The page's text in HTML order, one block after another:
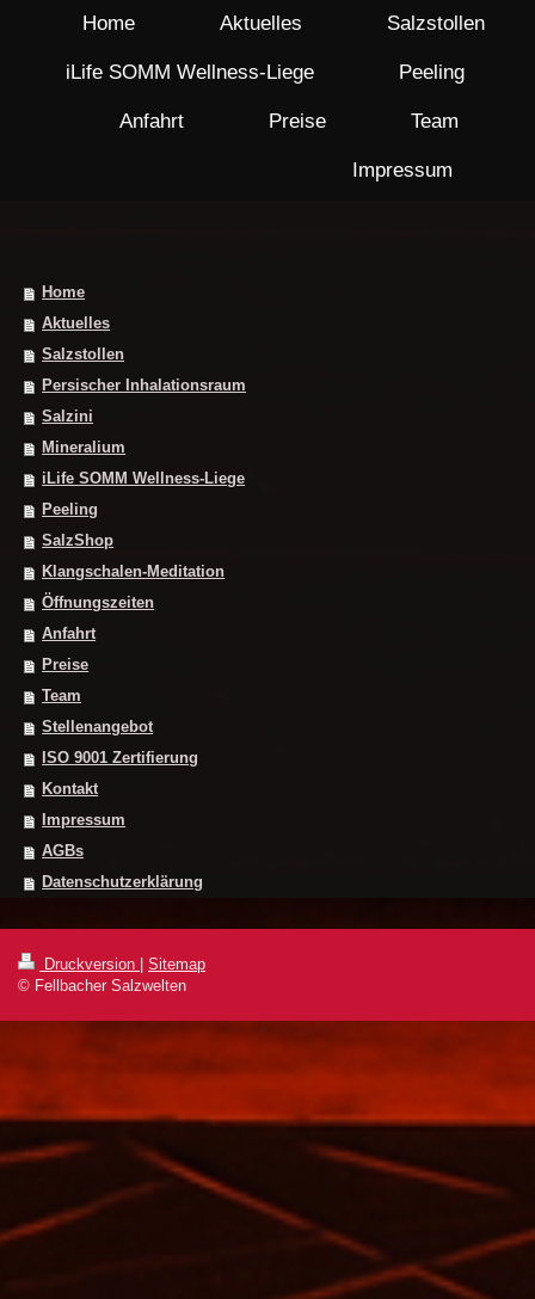
Home Aktuelles Salzstollen
iLife SOMM Wellness-Liege Peeling
Anfahrt Preise Team
Impressum
Home
Aktuelles
Salzstollen
Persischer Inhalationsraum
Salzini
Mineralium
iLife SOMM Wellness-Liege
Peeling
SalzShop
Klangschalen-Meditation
Öffnungszeiten
Anfahrt
Preise
Team
Stellenangebot
ISO 9001 Zertifierung
Kontakt
Impressum
AGBs
Datenschutzerklärung
Druckversion
Sitemap
© Fellbacher Salzwelten